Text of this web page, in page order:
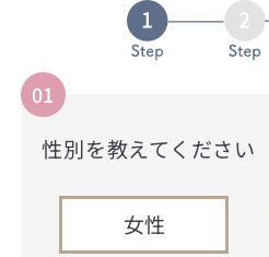
01
性別を教えてください
女性